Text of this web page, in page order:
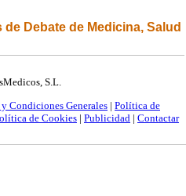
Debate de Medicina, Salud
S.L.
Condiciones Generales | Política de
de Cookies | Publicidad | Contactar